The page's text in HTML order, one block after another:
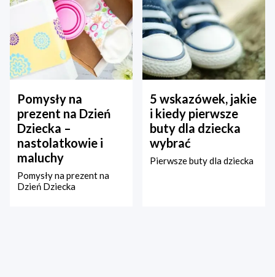
Pomysły na
prezent na Dzień
Dziecka –
nastolatkowie i
maluchy
Pomysły na prezent na
Dzień Dziecka
5 wskazówek, jakie
i kiedy pierwsze
buty dla dziecka
wybrać
Pierwsze buty dla dziecka